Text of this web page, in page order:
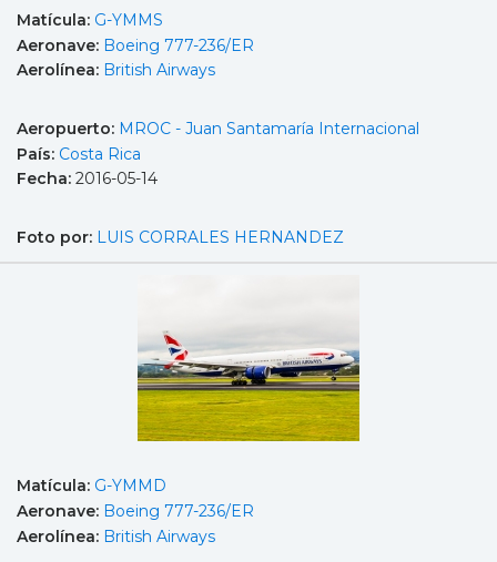
Matícula: G-YMMS
Aeronave: Boeing 777-236/ER
Aerolínea: British Airways
Aeropuerto: MROC - Juan Santamaría Internacional
País: Costa Rica
Fecha: 2016-05-14
Foto por: LUIS CORRALES HERNANDEZ
Matícula: G-YMMD
Aeronave: Boeing 777-236/ER
Aerolínea: British Airways